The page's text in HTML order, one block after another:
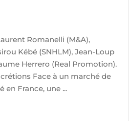
Romanelli (M&A),
Kébé (SNHLM), Jean-Loup
Herrero (Real Promotion).
Face à un marché de
France, une ...